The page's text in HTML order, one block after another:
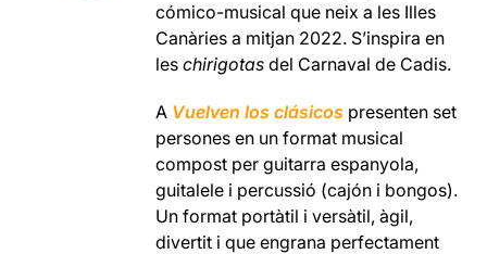
cómico-musical que neix a les Illes
Canàries a mitjan 2022. S’inspira en
leschirigotas del Carnaval de Cadis.
A Vuelven los clásicos presenten set
persones en un format musical
compost per guitarra espanyola,
guitalele i percussió (cajón i bongos).
Un format portàtil i versàtil, àgil,
divertit i que engrana perfectament